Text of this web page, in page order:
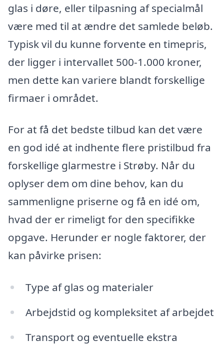
glas i døre, eller tilpasning af specialmål
være med til at ændre det samlede beløb.
Typisk vil du kunne forvente en timepris,
der ligger i intervallet 500-1.000 kroner,
men dette kan variere blandt forskellige
firmaer i området.
For at få det bedste tilbud kan det være
en god idé at indhente flere pristilbud fra
forskellige glarmestre i Strøby. Når du
oplyser dem om dine behov, kan du
sammenligne priserne og få en idé om,
hvad der er rimeligt for den specifikke
opgave. Herunder er nogle faktorer, der
kan påvirke prisen:
Type af glas og materialer
Arbejdstid og kompleksitet af arbejdet
Transport og eventuelle ekstra